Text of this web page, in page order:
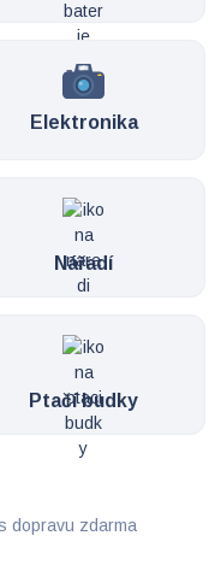
dopravu zdarma
Elektronika
Nářadí
Ptačí budky